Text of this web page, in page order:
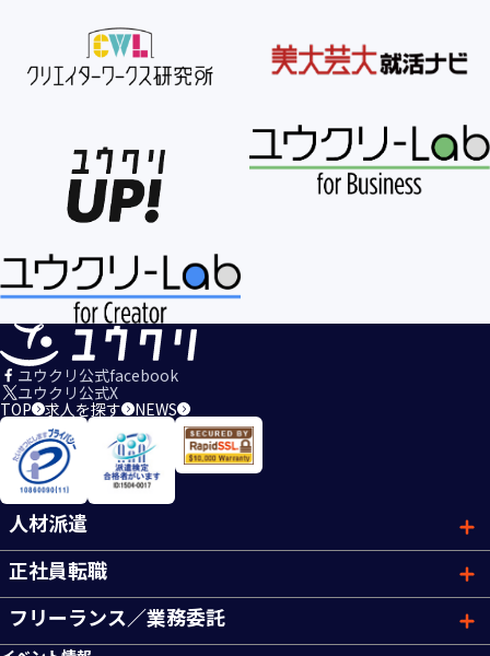
ユウクリ公式facebook
ユウクリ公式X
TOP 求人を探す NEWS
人材派遣
正社員転職
フリーランス／業務委託